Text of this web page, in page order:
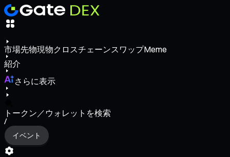
市場先物現物クロスチェーンスワップMeme
紹介
さらに表示
トークン／ウォレットを検索
/
イベント